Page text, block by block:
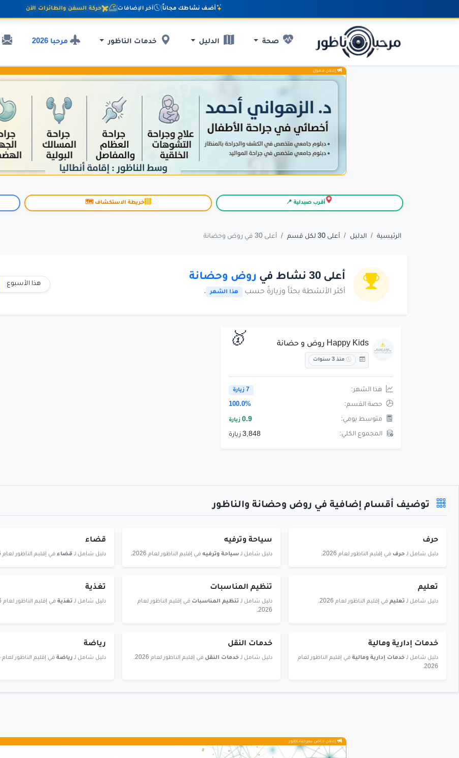
أضف نشاطك مجاناً | آخر الإضافات | حركة السفن والطائرات الآن
صحة الدليل خدمات الناظور مرحبا 2026
إعلان ممول
أقرب صيدلية 📍 خريطة الاستكشاف 🗺️
الرئيسية الدليل أعلى 30 لكل قسم أعلى 30 في روض وحضانة
أعلى 30 نشاط في روض وحضانة
أكثر الأنشطة بحثاً وزيارةً حسب هذا الشهر .
هذا الأسبوع
🥇 Happy Kids روض و حضانة
منذ 3 سنوات
هذا الشهر: 7 زيارة
حصة القسم: 100.0%
متوسط يومي: 0.9 زيارة
المجموع الكلي: 3,848 زيارة
توضيف أقسام إضافية في روض وحضانة والناظور
حرف
دليل شامل لـ حرف في إقليم الناظور لعام 2026.
سياحة وترفيه
دليل شامل لـسياحة وترفيه في إقليم الناظور لعام 2026.
قضاء
دليل شامل لـ قضاء في إقليم الناظور لعام 2026.
تعليم
دليل شامل لـ تعليم في إقليم الناظور لعام 2026.
تنظيم المناسبات
دليل شامل لـ تنظيم المناسبات في إقليم الناظور لعام
2026.
تغذية
دليل شامل لـ تغذية في إقليم الناظور لعام 2026.
خدمات إدارية ومالية
دليل شامل لـ خدمات إدارية ومالية في إقليم الناظور لعام
2026.
خدمات النقل
دليل شامل لـخدمات النقل في إقليم الناظور لعام 2026.
رياضة
دليل شامل لـ رياضة في إقليم الناظور لعام 2026.
إعلان خاص بمرحباناظور